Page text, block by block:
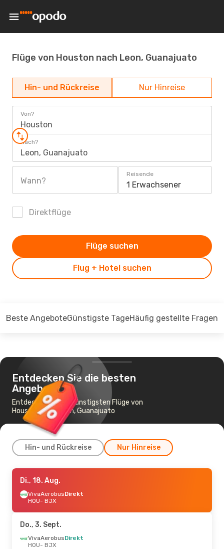
Flüge von Houston nach Leon, Guanajuato
Hin- und Rückreise Nur Hinreise
Von?
Houston
Nach?
Leon, Guanajuato
Wann?
Reisende
1 Erwachsener
Direktflüge
Flug + Hotel suchen
Flüge suchen
Beste AngeboteGünstigste TageHäufig gestellte Fragen
Entdecken Sie die besten
Angebote
Entdecken Sie die günstigsten Flüge von
Houston nach Leon, Guanajuato
Hin- und Rückreise Nur Hinreise
Mo., 12. Okt.
VivaAerobus
1 Zwischenstopp
VivaAerobus
1 Zwischenstopp
BJX- HOU
Di., 18. Aug.
VivaAerobusDirekt
HOU- BJX
Do., 3. Sept.
VivaAerobusDirekt
HOU- BJX